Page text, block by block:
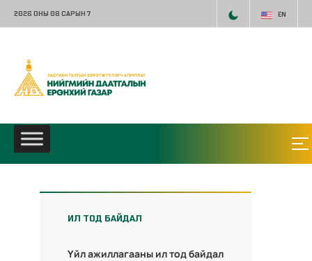
2026 ОНЫ 08 САРЫН 7 EN
ИЛ ТОД БАЙДАЛ
Үйл ажиллагааны ил тод байдал